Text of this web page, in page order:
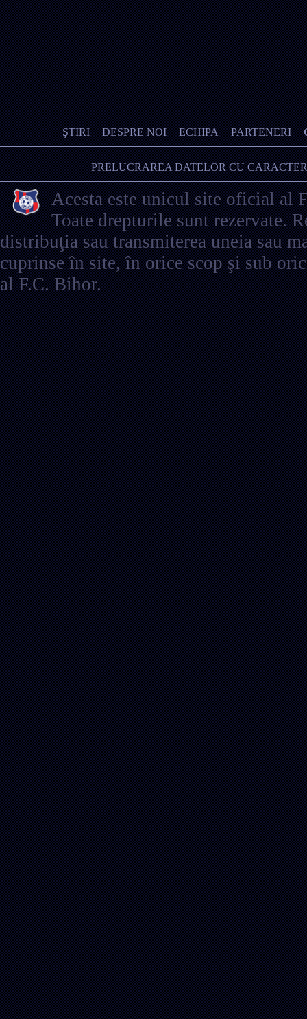
ŞTIRI DESPRE NOI ECHIPA PARTENERI
PRELUCRAREA DATELOR CU
Acesta este unicul site oficial al
Toate drepturile sunt rezervate.
distribuţia sau transmiterea uneia sau
cuprinse în site, în orice scop şi sub
al F.C. Bihor.